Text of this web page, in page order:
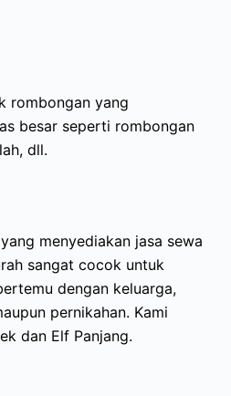
rombongan yang
besar seperti rombongan
dll.
menyediakan jasa sewa
sangat cocok untuk
dengan keluarga,
pernikahan. Kami
dan Elf Panjang.